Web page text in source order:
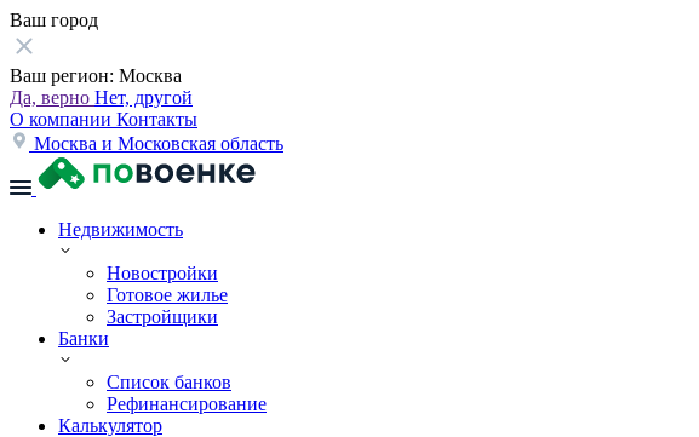
Ваш город
Ваш регион: Москва
Да, верно Нет, другой
О компании Контакты
Москва и Московская область
Недвижимость
Новостройки
Готовое жилье
Застройщики
Банки
Список банков
Рефинансирование
Калькулятор